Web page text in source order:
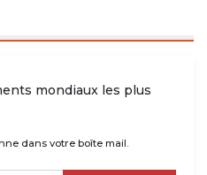
mondiaux les plus
dans votre boîte mail.